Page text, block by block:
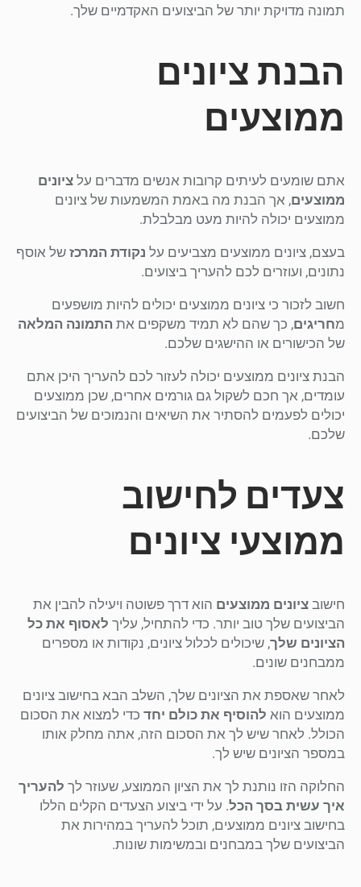
תמונה מדויקת יותר של הביצועים האקדמיים שלך.
הבנת ציונים
ממוצעים
אתם שומעים לעיתים קרובות אנשים מדברים על ציונים
ממוצעים, אך הבנת מה באמת המשמעות של ציונים
ממוצעים יכולה להיות מעט מבלבלת.
בעצם, ציונים ממוצעים מצביעים על נקודת המרכז של אוסף
נתונים, ועוזרים לכם להעריך ביצועים.
חשוב לזכור כי ציונים ממוצעים יכולים להיות מושפעים
מחריגים, כך שהם לא תמיד משקפים את התמונה המלאה
של הכישורים או ההישגים שלכם.
הבנת ציונים ממוצעים יכולה לעזור לכם להעריך היכן אתם
עומדים, אך חכם לשקול גם גורמים אחרים, שכן ממוצעים
יכולים לפעמים להסתיר את השיאים והנמוכים של הביצועים
שלכם.
צעדים לחישוב
ממוצעי ציונים
חישוב ציונים ממוצעים הוא דרך פשוטה ויעילה להבין את
הביצועים שלך טוב יותר. כדי להתחיל, עליך לאסוף את כל
הציונים שלך, שיכולים לכלול ציונים, נקודות או מספרים
ממבחנים שונים.
לאחר שאספת את הציונים שלך, השלב הבא בחישוב ציונים
ממוצעים הוא להוסיף את כולם יחד כדי למצוא את הסכום
הכולל. לאחר שיש לך את הסכום הזה, אתה מחלק אותו
במספר הציונים שיש לך.
החלוקה הזו נותנת לך את הציון הממוצע, שעוזר לך להעריך
איך עשית בסך הכל. על ידי ביצוע הצעדים הקלים הללו
בחישוב ציונים ממוצעים, תוכל להעריך במהירות את
הביצועים שלך במבחנים ובמשימות שונות.